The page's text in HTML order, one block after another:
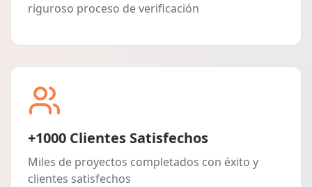
riguroso proceso de verificación
+1000 Clientes Satisfechos
Miles de proyectos completados con éxito y
clientes satisfechos